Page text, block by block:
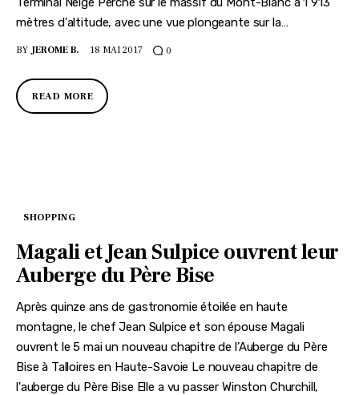
mètres d'altitude, avec une vue plongeante sur la…
BY JEROME B. 18 MAI 2017 0
READ MORE
SHOPPING
Magali et Jean Sulpice ouvrent leur
Auberge du Père Bise
Après quinze ans de gastronomie étoilée en haute
montagne, le chef Jean Sulpice et son épouse Magali
ouvrent le 5 mai un nouveau chapitre de l’Auberge du Père
Bise à Talloires en Haute-Savoie Le nouveau chapitre de
l'auberge du Père Bise Elle a vu passer Winston Churchill,